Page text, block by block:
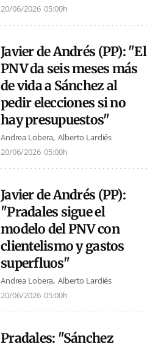
20/06/2026 05:00h
Javier de Andrés (PP): "El
PNV da seis meses más
de vida a Sánchez al
pedir elecciones si no
hay presupuestos"
Andrea Lobera Alberto Lardiés
20/06/2026 05:00h
Javier de Andrés (PP):
"Pradales sigue el
modelo del PNV con
clientelismo y gastos
superfluos"
Andrea Lobera Alberto Lardiés
20/06/2026 05:00h
Pradales: "Sánchez